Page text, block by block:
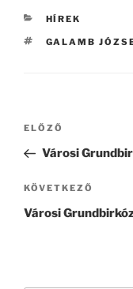
KATEGÓRIÁK
HÍREK
CÍMKÉK
GALAMB
Bejegyzés
Korábbi
bejegyzés
ELŐZŐ
Városi
Következő
bejegyzés
KÖVETKEZŐ
Városi